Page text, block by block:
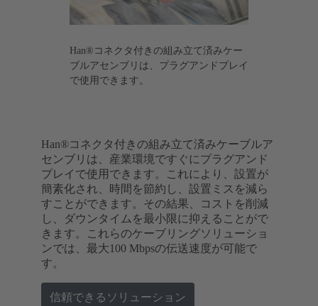
Han®コネクタ付きの組み立て済みケー
ブルアセンブリは、プラグアンドプレイ
で使用できます。
Han®コネクタ付きの組み立て済みケーブルア
センブリは、産業環境ですぐにプラグアンド
プレイで使用できます。これにより、設置が
簡素化され、時間を節約し、設置ミスを減ら
すことができます。その結果、コストを削減
し、ダウンタイムを最小限に抑えることがで
きます。これらのケーブリングソリューショ
ンでは、最大100 Mbpsの伝送速度が可能で
す。
信頼できるソリューション